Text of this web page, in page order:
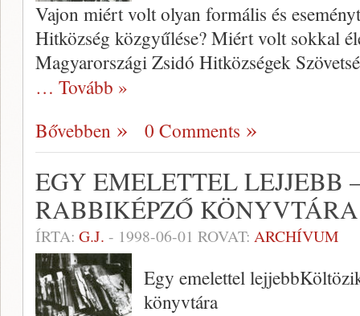
Vajon miért volt olyan formális és
Hitközség közgyűlése? Miért volt sokkal
Magyarországi Zsidó Hit­községek
… Tovább »
Bővebben
0 Comments
EGY EMELETTEL LEJJEBB
RABBIKÉPZŐ
ÍRTA: G.J. - 1998-06-01 ROVAT: ARCHÍVUM
Egy emelettel
könyvtára